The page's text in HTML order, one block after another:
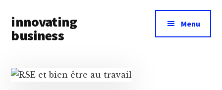
main
content
primary
sidebar
menu
innovating
business
business
Menu